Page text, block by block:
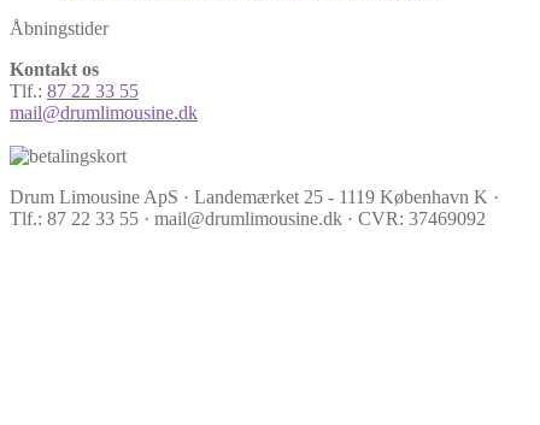
Åbningstider
Kontakt os
Tlf.: 87 22 33 55
mail@drumlimousine.dk
Drum Limousine ApS · Landemærket 25 - 1119 København K ·
Tlf.: 87 22 33 55 · mail@drumlimousine.dk · CVR: 37469092